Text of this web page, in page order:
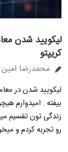
لیکویید شدن
کریپتو
محمدرضا امین
لیکویید شدن در
بیفته . امیدوارم
زندگی تون تقسیم
رو تجربه کردم و